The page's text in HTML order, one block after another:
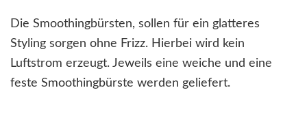
Die Smoothingbürsten, sollen für ein glatteres
Styling sorgen ohne Frizz. Hierbei wird kein
Luftstrom erzeugt. Jeweils eine weiche und eine
feste Smoothingbürste werden geliefert.